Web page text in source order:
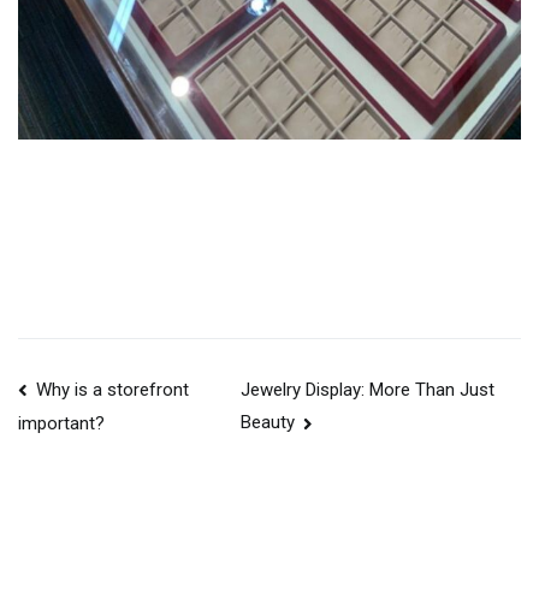
Post
navigation
Why is a storefront
important?
Jewelry Display: More Than Just
Beauty